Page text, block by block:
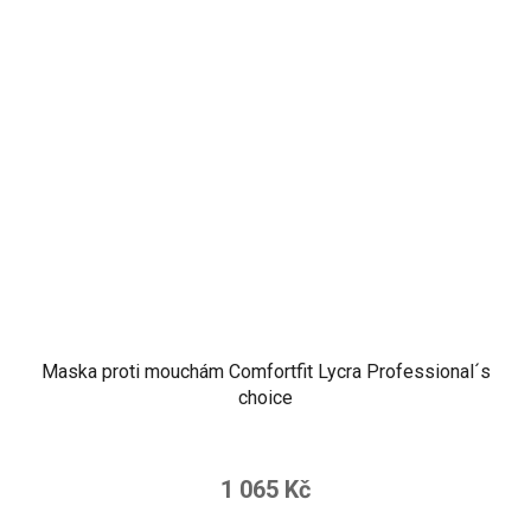
Maska proti mouchám Comfortfit Lycra Professional´s
choice
1 065 Kč